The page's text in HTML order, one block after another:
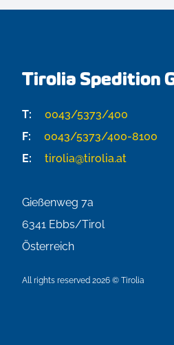
Tirolia Spedition
T:
0043/5373/400
F:
0043/5373/400-8100
E:
tirolia@tirolia.at
Gießenweg 7a
6341 Ebbs/Tirol
Österreich
All rights reserved 2026 © Tirolia